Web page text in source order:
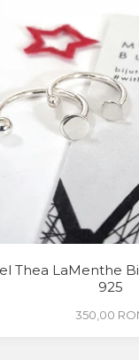
Thea LaMenthe
925
350,00